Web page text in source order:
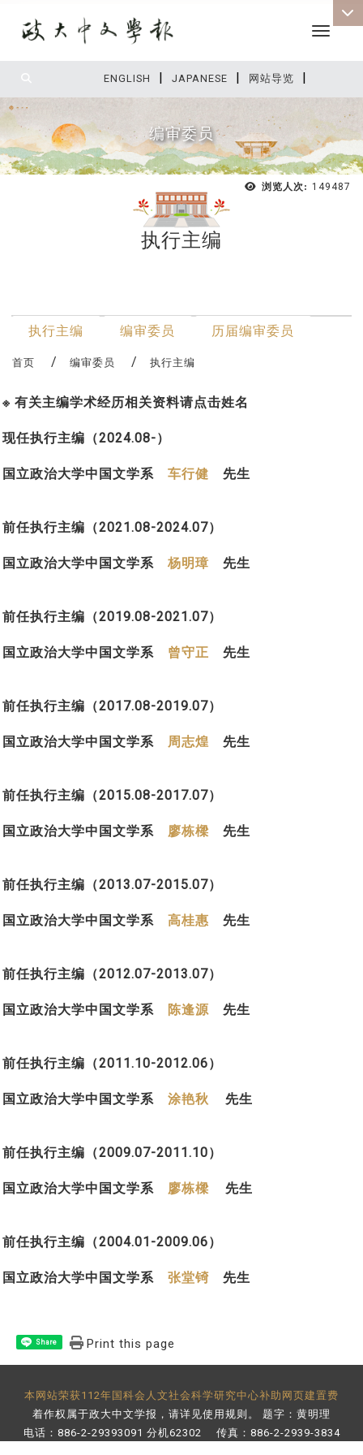
ENGLISH | JAPANESE | 网站导览 |
Toggle
编审委员
浏览人次: 149487
执行主编
执行主编 编审委员 历届编审委员
首页 编审委员 执行主编
※ 有关主编学术经历相关资料请点击姓名
现任执行主编（2024.08-）
国立政治大学中国文学系 车行健 先生
前任执行主编（2021.08-2024.07）
国立政治大学中国文学系 杨明璋 先生
前任执行主编（2019.08-2021.07）
国立政治大学中国文学系 曾守正 先生
前任执行主编（2017.08-2019.07）
国立政治大学中国文学系 周志煌 先生
前任执行主编（2015.08-2017.07）
国立政治大学中国文学系 廖栋樑 先生
前任执行主编（2013.07-2015.07）
国立政治大学中国文学系 高桂惠 先生
前任执行主编（2012.07-2013.07）
国立政治大学中国文学系 陈逢源 先生
前任执行主编（2011.10-2012.06）
国立政治大学中国文学系 涂艳秋 先生
前任执行主编（2009.07-2011.10）
国立政治大学中国文学系 廖栋樑 先生
前任执行主编（2004.01-2009.06）
国立政治大学中国文学系 张堂锜 先生
Share Print this page
本网站荣获112年国科会人文社会科学研究中心补助网页建置费
着作权属于政大中文学报，请详见使用规则 。 题字：黄明理
电话：886-2-29393091 分机62302 传真：886-2-2939-3834